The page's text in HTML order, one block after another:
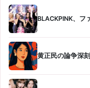
BLACKPINK、フ
黄正民の論争深